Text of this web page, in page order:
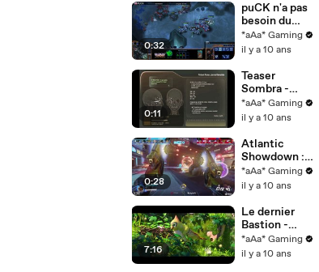
0:32
puCK n'a pas
besoin du
blink -
StarCraft II
*aAa* Gaming
il y a 10 ans
0:11
Teaser
Sombra -
Overwatch
*aAa* Gaming
il y a 10 ans
0:28
Atlantic
Showdown :
La quadra
d'aKm
*aAa* Gaming
il y a 10 ans
7:16
Le dernier
Bastion -
Overwatch
*aAa* Gaming
il y a 10 ans